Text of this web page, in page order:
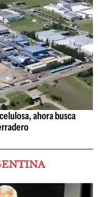
ahora busca